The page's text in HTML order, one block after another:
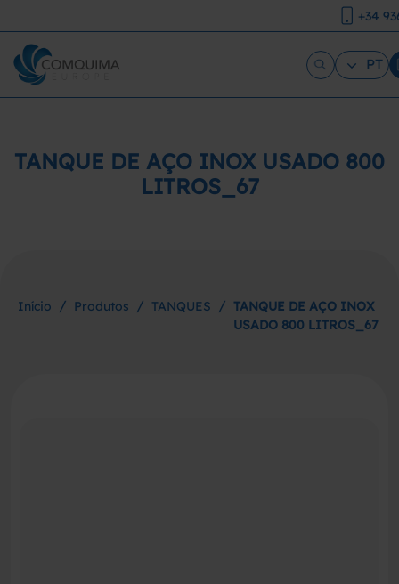
+34
PT
TANQUE DE AÇO INOX USADO 800
LITROS_67
Início / Produtos / TANQUES / TANQUE DE AÇO INOX
USADO 800 LITROS_67